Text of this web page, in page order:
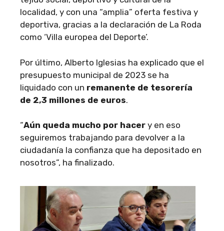
localidad, y con una “amplia” oferta festiva y
deportiva, gracias a la declaración de La Roda
como ‘Villa europea del Deporte’.
Por último, Alberto Iglesias ha explicado que el
presupuesto municipal de 2023 se ha
liquidado con un remanente de tesorería
de 2,3 millones de euros.
“Aún queda mucho por hacer y en eso
seguiremos trabajando para devolver a la
ciudadanía la confianza que ha depositado en
nosotros”, ha finalizado.